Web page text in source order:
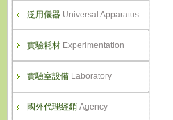
泛用儀器 Universal Apparatus
實驗耗材 Experimentation
實驗室設備 Laboratory
國外代理經銷 Agency